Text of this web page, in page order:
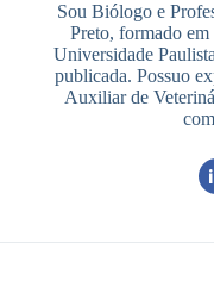
Sou Biólogo e
Preto, formado
Universidade
publicada. Possuo
Auxiliar de